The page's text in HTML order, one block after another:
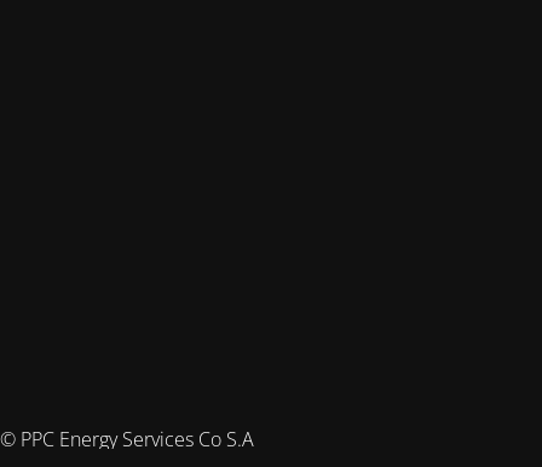
© PPC Energy Services Co S.A